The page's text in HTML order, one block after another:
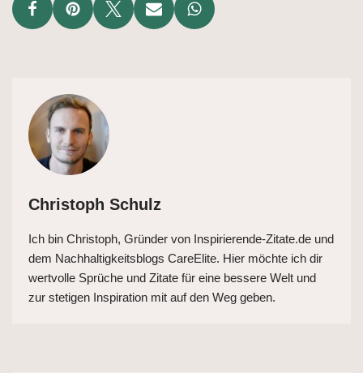
Christoph Schulz
Ich bin Christoph, Gründer von Inspirierende-Zitate.de und
dem Nachhaltigkeitsblogs CareElite. Hier möchte ich dir
wertvolle Sprüche und Zitate für eine bessere Welt und
zur stetigen Inspiration mit auf den Weg geben.